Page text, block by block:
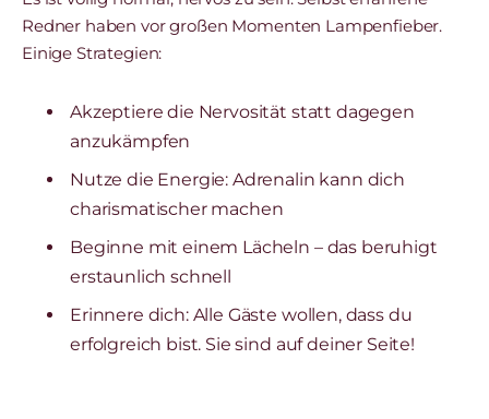
Redner haben vor großen Momenten Lampenfieber.
Einige Strategien:
Akzeptiere die Nervosität statt dagegen
anzukämpfen
Nutze die Energie: Adrenalin kann dich
charismatischer machen
Beginne mit einem Lächeln – das beruhigt
erstaunlich schnell
Erinnere dich: Alle Gäste wollen, dass du
erfolgreich bist. Sie sind auf deiner Seite!